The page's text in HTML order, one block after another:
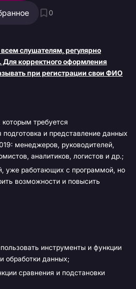
0
слушателям, регулярно
корректного оформления
при регистрации свои ФИО
требуется
подготовка и представление данных
менеджеров, руководителей,
аналитиков, логистов и др.;
уже работающих с программой, но
возможности и повысить
инструменты и функции
обработки данных;
сравнения и подстановки